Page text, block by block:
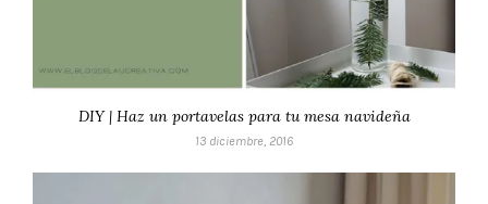
DIY | Haz un portavelas para tu mesa navideña
13 diciembre, 2016